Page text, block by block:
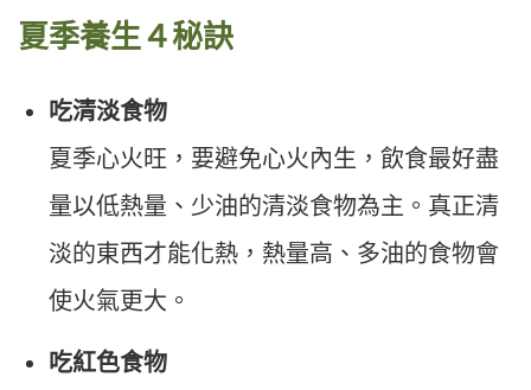
夏季養生４秘訣
吃清淡食物
夏季心火旺，要避免心火內生，飲食最好盡
量以低熱量、少油的清淡食物為主。真正清
淡的東西才能化熱，熱量高、多油的食物會
使火氣更大。
吃紅色食物